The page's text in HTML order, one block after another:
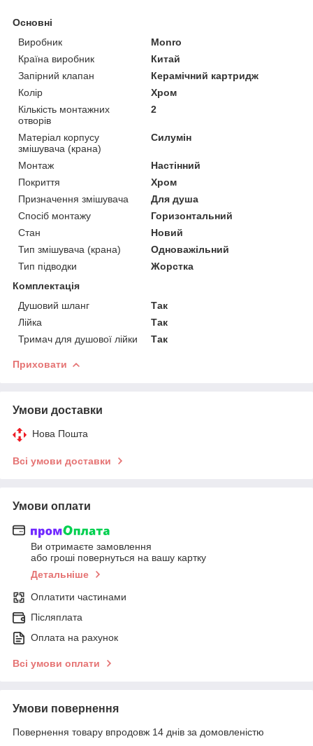
Основні
Виробник
Monro
Країна виробник
Китай
Запірний клапан
Керамічний картридж
Колір
Хром
Кількість монтажних
отворів
2
Матеріал корпусу
змішувача (крана)
Силумін
Монтаж
Настінний
Покриття
Хром
Призначення змішувача
Для душа
Спосіб монтажу
Горизонтальний
Стан
Новий
Тип змішувача (крана)
Одноважільний
Тип підводки
Жорстка
Комплектація
Душовий шланг
Так
Лійка
Так
Тримач для душової лійки
Так
Приховати
Умови доставки
Нова Пошта
Всі умови доставки
Умови оплати
Ви отримаєте замовлення
або гроші повернуться на вашу картку
Детальніше
Оплатити частинами
Післяплата
Оплата на рахунок
Всі умови оплати
Умови повернення
Повернення товару впродовж 14 днів за домовленістю